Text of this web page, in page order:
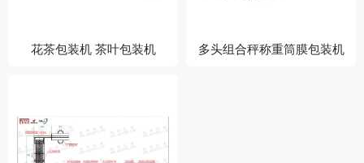
花茶包装机 茶叶包装机 多头组合秤称重筒膜包装机